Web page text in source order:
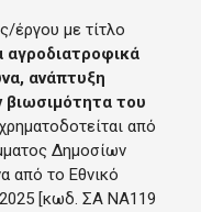
έργου με τίτλο
αγροδιατροφικά
ανάπτυξη
βιωσιμότητα του
από
Δημοσίων
από το Εθνικό
[κωδ. ΣΑ ΝΑ119